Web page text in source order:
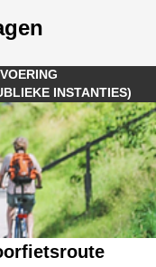
INSTANTIES)